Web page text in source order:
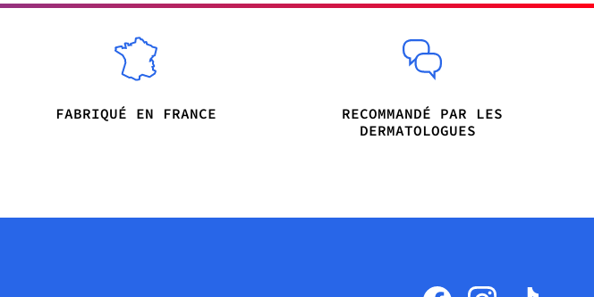
FABRIQUÉ EN FRANCE
RECOMMANDÉ PAR LES
DERMATOLOGUES